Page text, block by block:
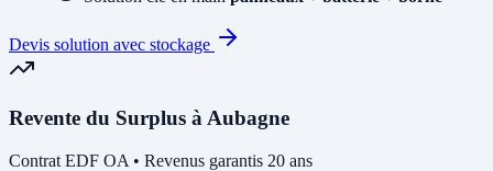
Devis solution avec stockage
Revente du Surplus à Aubagne
Contrat EDF OA • Revenus garantis 20 ans